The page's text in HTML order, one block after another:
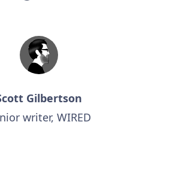
Gilbertson
writer, WIRED